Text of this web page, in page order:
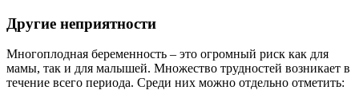
Другие неприятности
Многоплодная беременность – это огромный риск как для
мамы, так и для малышей. Множество трудностей возникает в
течение всего периода. Среди них можно отдельно отметить: